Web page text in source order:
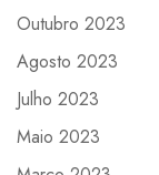
Outubro 2023
Agosto 2023
Julho 2023
Maio 2023